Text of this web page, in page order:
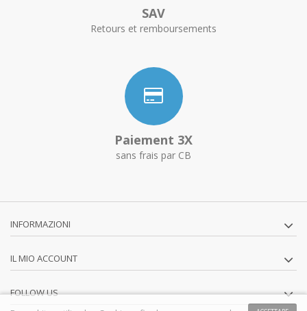
SAV
Retours et remboursements
Paiement 3X
sans frais par CB
INFORMAZIONI
IL MIO ACCOUNT
FOLLOW US